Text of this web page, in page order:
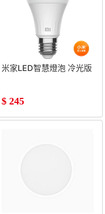
米家LED智慧燈泡 冷光版
$ 245